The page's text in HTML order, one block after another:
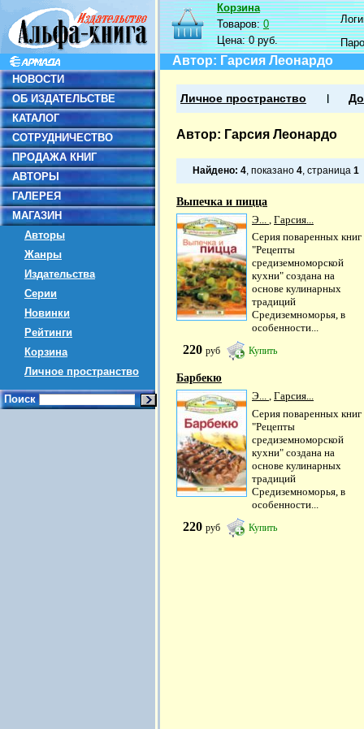
НОВОСТИ
ОБ ИЗДАТЕЛЬСТВЕ
КАТАЛОГ
СОТРУДНИЧЕСТВО
ПРОДАЖА КНИГ
АВТОРЫ
ГАЛЕРЕЯ
МАГАЗИН
Авторы
Жанры
Издательства
Серии
Новинки
Рейтинги
Корзина
Личное пространство
Поиск
Корзина
Товаров:0
Цена:0 руб.
Автор: Гарсия Леонардо
Личное пространство
Автор: Гарсия Леонардо
Найдено: 4, показано 4, страница 1
Выпечка и пицца
Э... , Гарсия...
Серия поваренных книг
"Рецепты
средиземноморской
кухни" создана на
основе кулинарных
традиций
Средиземноморья, в
особенности...
220 руб Купить
Барбекю
Э... , Гарсия...
Серия поваренных книг
"Рецепты
средиземноморской
кухни" создана на
основе кулинарных
традиций
Средиземноморья, в
особенности...
220 руб Купить